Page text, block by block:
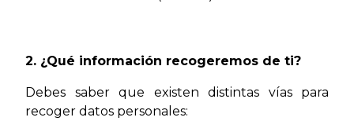
2. ¿Qué información recogeremos de ti?
Debes saber que existen distintas vías para
recoger datos personales: